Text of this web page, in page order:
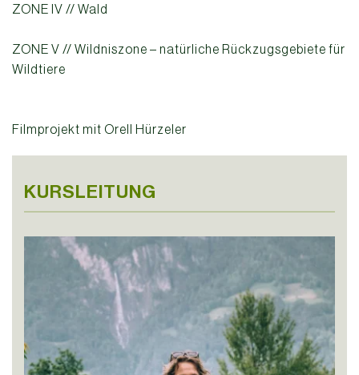
ZONE IV // Wald
ZONE V // Wildniszone – natürliche Rückzugsgebiete für
Wildtiere
Filmprojekt mit Orell Hürzeler
KURSLEITUNG